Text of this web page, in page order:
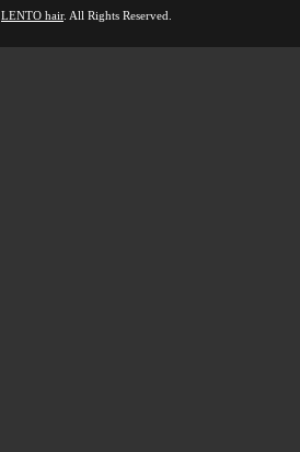
LENTO hair. All Rights Reserved.